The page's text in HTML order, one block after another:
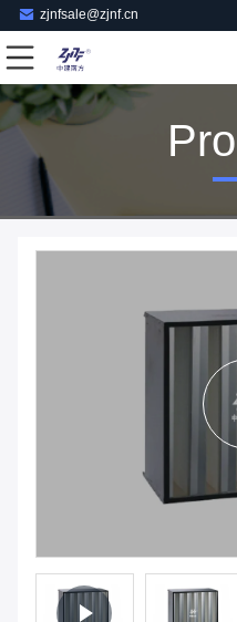
zjnfsale@zjnf.cn